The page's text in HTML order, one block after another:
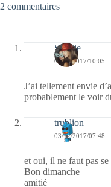
2 commentaires
Sophie
03/12/2017/10:05
J’ai tellement envie
probablement le voir
trublion
03/12/2017/07:48
et oui, il ne faut pas
Bon dimanche
amitié